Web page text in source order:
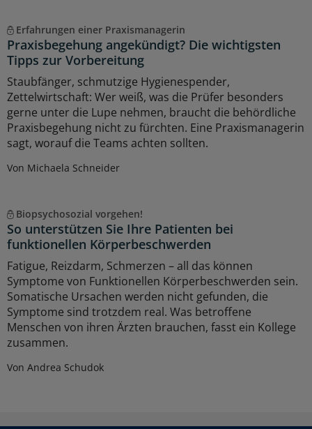
Erfahrungen einer Praxismanagerin
Praxisbegehung angekündigt? Die wichtigsten
Tipps zur Vorbereitung
Staubfänger, schmutzige Hygienespender,
Zettelwirtschaft: Wer weiß, was die Prüfer besonders
gerne unter die Lupe nehmen, braucht die behördliche
Praxisbegehung nicht zu fürchten. Eine Praxismanagerin
sagt, worauf die Teams achten sollten.
Von Michaela Schneider
Biopsychosozial vorgehen!
So unterstützen Sie Ihre Patienten bei
funktionellen Körperbeschwerden
Fatigue, Reizdarm, Schmerzen – all das können
Symptome von Funktionellen Körperbeschwerden sein.
Somatische Ursachen werden nicht gefunden, die
Symptome sind trotzdem real. Was betroffene
Menschen von ihren Ärzten brauchen, fasst ein Kollege
zusammen.
Von Andrea Schudok